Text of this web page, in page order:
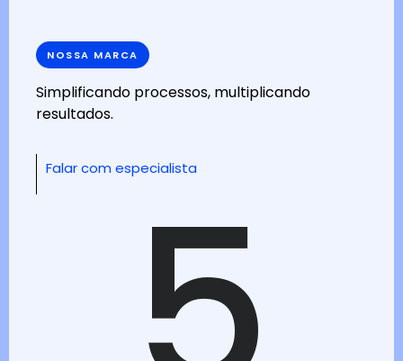
NOSSA MARCA
Simplificando processos, multiplicando
resultados.
Falar com especialista